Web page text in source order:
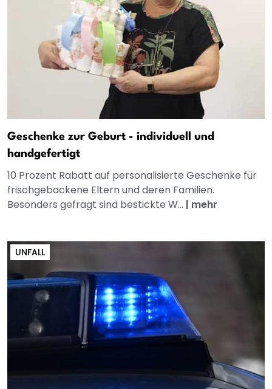
Geschenke zur Geburt - individuell und
handgefertigt
10 Prozent Rabatt auf personalisierte Geschenke für
frischgebackene Eltern und deren Familien.
Besonders gefragt sind bestickte W... | mehr
UNFALL